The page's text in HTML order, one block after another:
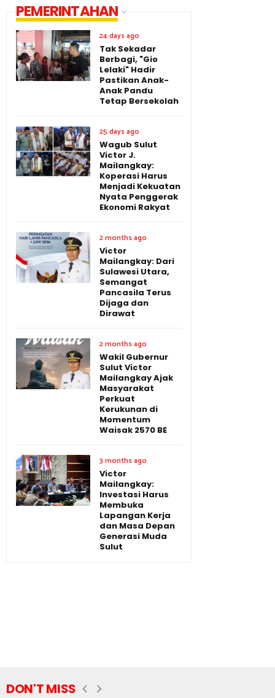
PEMERINTAHAN
24 days ago
Tak Sekadar
Berbagi, "Gio
Lelaki" Hadir
Pastikan Anak-
Anak Pandu
Tetap Bersekolah
25 days ago
Wagub Sulut
Victor J.
Mailangkay:
Koperasi Harus
Menjadi Kekuatan
Nyata Penggerak
Ekonomi Rakyat
2 months ago
Victor
Mailangkay: Dari
Sulawesi Utara,
Semangat
Pancasila Terus
Dijaga dan
Dirawat
2 months ago
Wakil Gubernur
Sulut Victor
Mailangkay Ajak
Masyarakat
Perkuat
Kerukunan di
Momentum
Waisak 2570 BE
3 months ago
Victor
Mailangkay:
Investasi Harus
Membuka
Lapangan Kerja
dan Masa Depan
Generasi Muda
Sulut
DON'T MISS